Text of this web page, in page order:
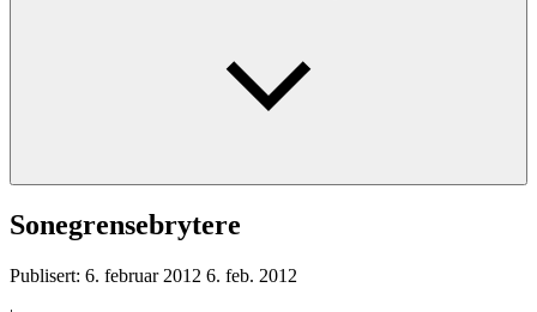
Sonegrensebrytere
Publisert: 6. februar 2012 6. feb. 2012